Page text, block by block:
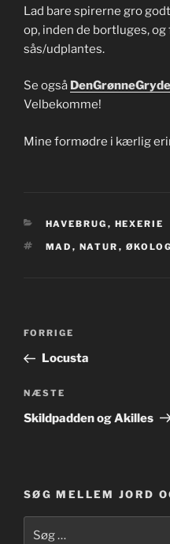
Lad bare spirerne gro
op, inden de bortluges,
sås/udplantes.
Se også DenGrønneGryde
Velbekomme!
Mine formødre i kærlig
KATEGORIER
HAVEBRUG , HEXERIE
TAGS
MAD , NATUR ,
Indlægsnavigation
Forrige
indlæg
FORRIGE
Locusta
Næste
indlæg
NÆSTE
Skildpadden og Akilles
SØG MELLEM JORD